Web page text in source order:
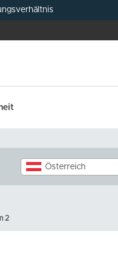
Österreich
2